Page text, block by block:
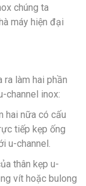
chúng ta
máy hiện đại
ra làm hai phần
channel inox:
hai nữa có cấu
tiếp kẹp ống
u-channel.
thân kẹp u-
vít hoặc bulong